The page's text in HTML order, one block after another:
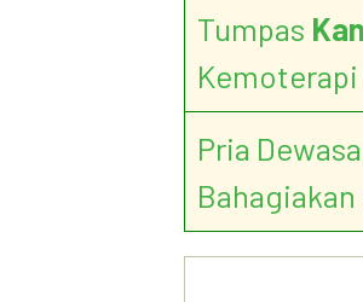
Tumpas
Kemoterapi
Pria
Bahagiakan